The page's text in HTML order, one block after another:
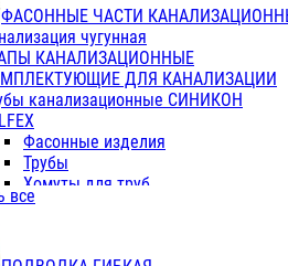
Фитинги с металл. серые
Фитинги ПП (серые)
Фитинги ПП белые
Краны
Фитинги ПП (белые)
Фитинги ПП с металлом белые
КОНТУР
Краны полипропиленовые
Трубы полипропиленивые
TK
VALFEX
ФАСОННЫЕ ЧАСТИ
чугунная
КАНАЛИЗАЦИОННЫЕ
ДЛЯ КАНАЛИЗАЦИИ
канализационные СИНИКОН
Фасонные изделия
Трубы
Хомуты для труб
(стройполимер)
все